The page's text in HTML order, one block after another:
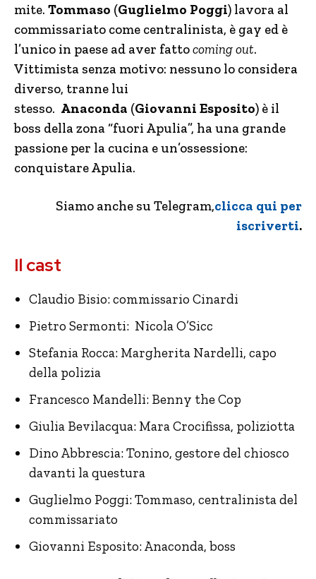
mite. Tommaso (Guglielmo Poggi) lavora al
commissariato come centralinista, è gay ed è
l’unico in paese ad aver fattocoming out.
Vittimista senza motivo: nessuno lo considera
diverso, tranne lui
stesso. Anaconda (Giovanni Esposito) è il
boss della zona “fuori Apulia”, ha una grande
passione per la cucina e un’ossessione:
conquistare Apulia.
Siamo anche su Telegram,clicca qui per
iscriverti.
Il cast
Claudio Bisio: commissario Cinardi
Pietro Sermonti: Nicola O’Sicc
Stefania Rocca: Margherita Nardelli, capo
della polizia
Francesco Mandelli: Benny the Cop
Giulia Bevilacqua: Mara Crocifissa, poliziotta
Dino Abbrescia: Tonino, gestore del chiosco
davanti la questura
Guglielmo Poggi: Tommaso, centralinista del
commissariato
Giovanni Esposito: Anaconda, boss